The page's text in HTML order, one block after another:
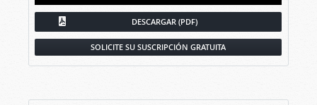
DESCARGAR (PDF)
SOLICITE SU SUSCRIPCIÓN GRATUITA